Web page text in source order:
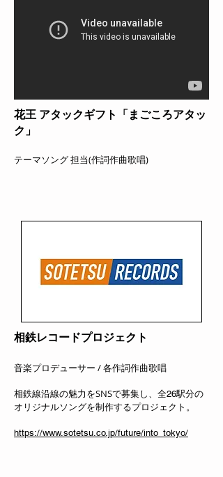
相鉄レコードプロジェクト
音楽プロデューサー / 各作詞作曲歌唱
相鉄線沿線の魅力をSNSで募集し、全26駅分の
オリジナルソングを制作するプロジェクト。
https://www.sotetsu.co.jp/future/into_tokyo/
花王 アタックギフト「まごころアタッ
ク」
テーマソング 担当(作詞作曲歌唱)